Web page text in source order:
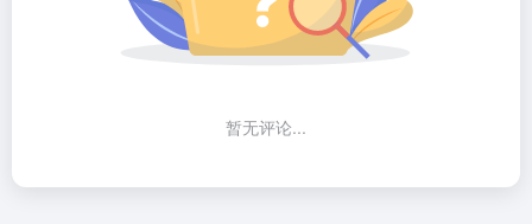
暂无评论...